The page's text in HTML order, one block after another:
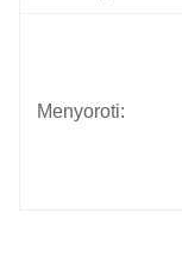
Menyoroti: